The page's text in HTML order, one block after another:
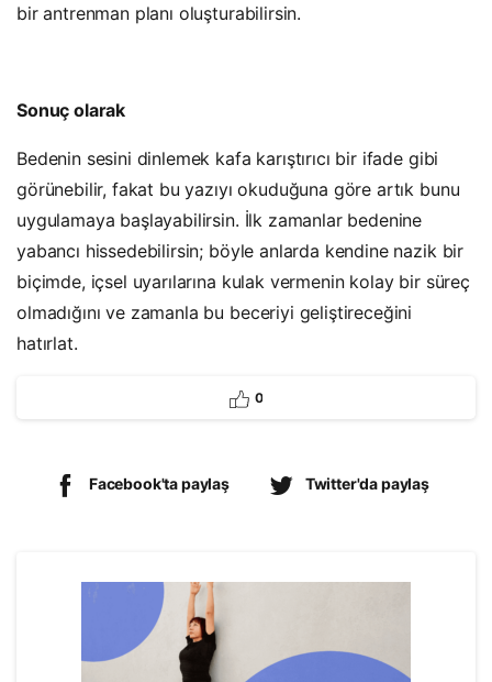
bir antrenman planı oluşturabilirsin.
Sonuç olarak
Bedenin sesini dinlemek kafa karıştırıcı bir ifade gibi
görünebilir, fakat bu yazıyı okuduğuna göre artık bunu
uygulamaya başlayabilirsin. İlk zamanlar bedenine
yabancı hissedebilirsin; böyle anlarda kendine nazik bir
biçimde, içsel uyarılarına kulak vermenin kolay bir süreç
olmadığını ve zamanla bu beceriyi geliştireceğini
hatırlat.
0
Facebook'ta paylaş Twitter'da paylaş